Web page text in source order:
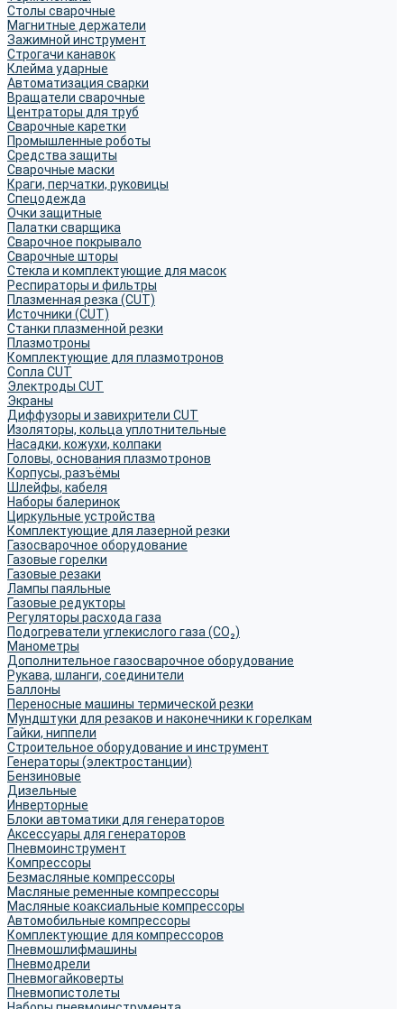
Столы сварочные
Магнитные держатели
Зажимной инструмент
Строгачи канавок
Клейма ударные
Автоматизация сварки
Вращатели сварочные
Центраторы для труб
Сварочные каретки
Промышленные роботы
Средства защиты
Сварочные маски
Краги, перчатки, руковицы
Спецодежда
Очки защитные
Палатки сварщика
Сварочное покрывало
Сварочные шторы
Стекла и комплектующие для масок
Респираторы и фильтры
Плазменная резка (CUT)
Источники (CUT)
Станки плазменной резки
Плазмотроны
Комплектующие для плазмотронов
Сопла CUT
Электроды CUT
Экраны
Диффузоры и завихрители CUT
Изоляторы, кольца уплотнительные
Насадки, кожухи, колпаки
Головы, основания плазмотронов
Корпусы, разъёмы
Шлейфы, кабеля
Наборы балеринок
Циркульные устройства
Комплектующие для лазерной резки
Газосварочное оборудование
Газовые горелки
Газовые резаки
Лампы паяльные
Газовые редукторы
Регуляторы расхода газа
Подогреватели углекислого газа (CO₂)
Манометры
Дополнительное газосварочное оборудование
Рукава, шланги, соединители
Баллоны
Переносные машины термической резки
Мундштуки для резаков и наконечники к горелкам
Гайки, ниппели
Строительное оборудование и инструмент
Генераторы (электростанции)
Бензиновые
Дизельные
Инверторные
Блоки автоматики для генераторов
Аксессуары для генераторов
Пневмоинструмент
Компрессоры
Безмасляные компрессоры
Масляные ременные компрессоры
Масляные коаксиальные компрессоры
Автомобильные компрессоры
Комплектующие для компрессоров
Пневмошлифмашины
Пневмодрели
Пневмогайковерты
Пневмопистолеты